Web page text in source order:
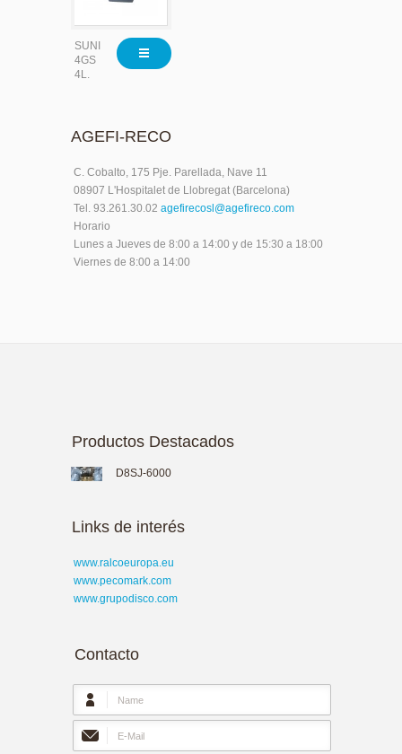
SUNISO
4GS
4L.
AGEFI-RECO
C. Cobalto, 175 Pje. Parellada, Nave 11
08907 L'Hospitalet de Llobregat (Barcelona)
Tel. 93.261.30.02 agefirecosl@agefireco.com
Horario
Lunes a Jueves de 8:00 a 14:00 y de 15:30 a 18:00
Viernes de 8:00 a 14:00
Productos Destacados
D8SJ-6000
Links de interés
www.ralcoeuropa.eu
www.pecomark.com
www.grupodisco.com
Contacto